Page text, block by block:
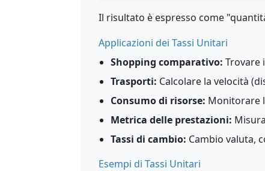
Il risultato è espresso come
Applicazioni dei Tassi Unitari
Shopping comparativo: Trovare
Trasporti: Calcolare la velocità
Consumo di risorse: Monitorare
Metrica delle prestazioni:
Tassi di cambio: Cambio valuta,
Esempi di Tassi Unitari